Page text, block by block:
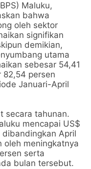
Maluku,
bahwa
oleh sektor
signifikan
demikian,
utama
sebesar 54,41
82,54 persen
Januari-April
secara tahunan.
mencapai US$
April
oleh meningkatnya
serta
bulan tersebut.